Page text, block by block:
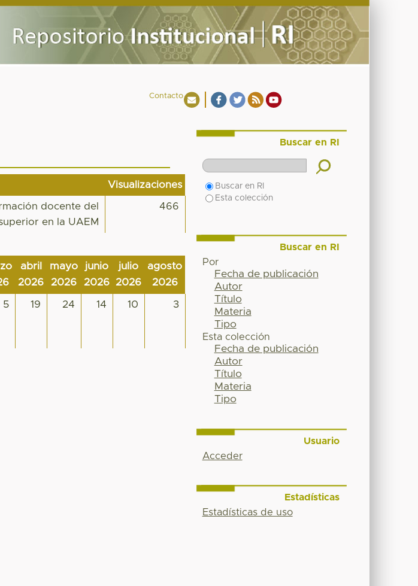
Contacto
Visualizaciones
docente del
en la UAEM
466
abril
2026
mayo
2026
junio
2026
julio
2026
agosto
2026
5 19 24 14 10 3
Buscar en RI
Buscar en RI
Esta colección
Buscar en RI
Por
Fecha de publicación
Autor
Título
Materia
Tipo
Esta colección
Fecha de publicación
Autor
Título
Materia
Tipo
Usuario
Acceder
Estadísticas
Estadísticas de uso